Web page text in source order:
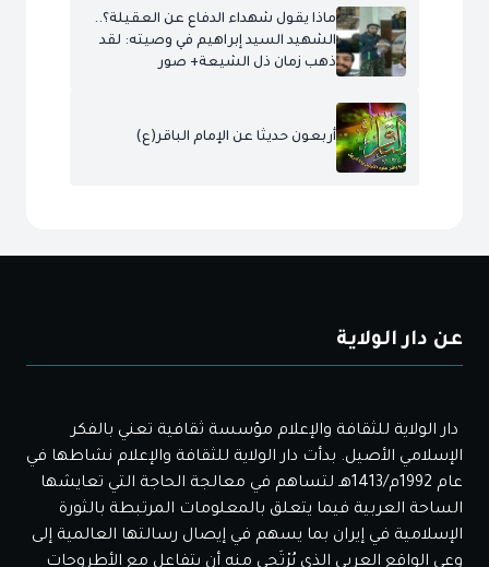
ماذا يقول شهداء الدفاع عن العقيلة؟..
الشهيد السيد إبراهيم في وصيته: لقد
ذهب زمان ذل الشيعة+ صور
أربعون حديثا عن الإمام الباقر(ع)
عن دار الولاية
دار الولاية للثقافة والإعلام مؤسسة ثقافية تعني بالفكر
الإسلامي الأصيل. بدأت دار الولاية للثقافة والإعلام نشاطها في
عام 1992م/1413هـ لتساهم في معالجة الحاجة التي تعايشها
الساحة العربية فيما يتعلق بالمعلومات المرتبطة بالثورة
الإسلامية في إيران بما يسهم في إيصال رسالتها العالمية إلى
وعي الواقع العربي الذي يُرْتَجى منه أن يتفاعل مع الأطروحات